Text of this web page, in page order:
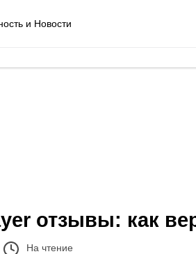
и Новости
отзывы: как
На чтение